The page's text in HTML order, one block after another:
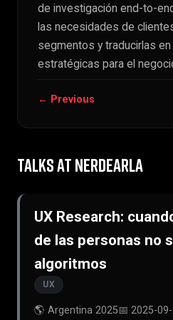
de investigación end-to-
las necesidades de
segmentos y traducirlas
estratégicas para el
← Previous
TALKS AT NERDEARLA
UX Research:
de las personas no
algoritmos
UX
🌎 Argentina 2025📅 2025-